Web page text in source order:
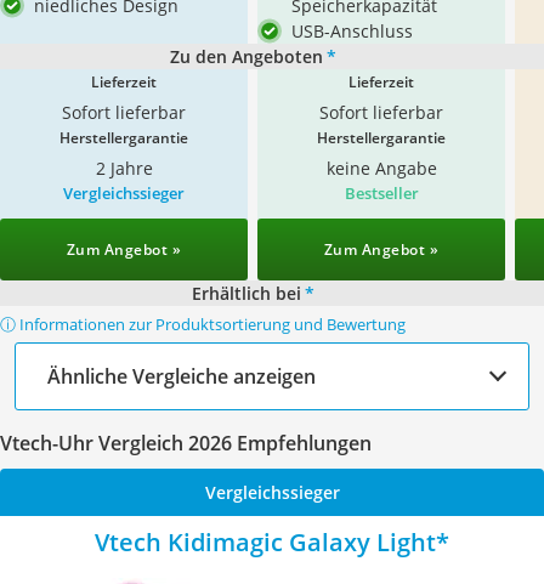
niedliches Design
Speicherkapazität
USB-Anschluss
Zu den Angeboten *
Lieferzeit
Sofort lieferbar
Lieferzeit
Sofort lieferbar
Herstellergarantie
2 Jahre
Herstellergarantie
keine Angabe
Vergleichssieger
Zum Angebot »
Bestseller
Zum Angebot »
Erhältlich bei *
ⓘ Informationen zur Produktsortierung und Bewertung
Ähnliche Vergleiche anzeigen
Vtech-Uhr Vergleich 2026 Empfehlungen
Vergleichssieger
Vtech Kidimagic Galaxy Light